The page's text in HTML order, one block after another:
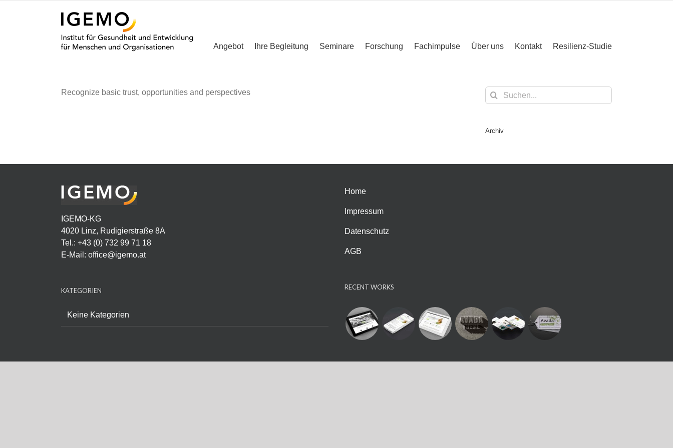
Angebot
Ihre Begleitung Seminare Forschung Fachimpulse Über uns Kontakt Resilienz-Studie
Recognize basic trust, opportunities and perspectives
Suche
nach:
Archiv
IGEMO-KG
4020 Linz, Rudigierstraße 8A
Tel.: +43 (0) 732 99 71 18
E-Mail: office@igemo.at
KATEGORIEN
Keine Kategorien
Home
Impressum
Datenschutz
AGB
RECENT WORKS